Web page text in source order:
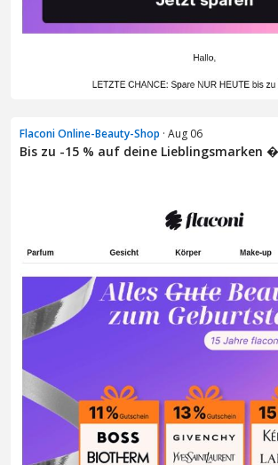
Flaconi Online-Beauty-Shop · Aug 06
Bis zu -15 % auf deine Lieblingsmarken